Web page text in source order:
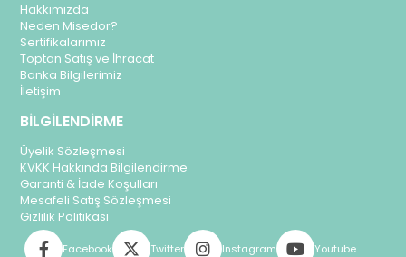
Hakkımızda
Neden Misedor?
Sertifikalarımız
Toptan Satış ve İhracat
Banka Bilgilerimiz
İletişim
BİLGİLENDİRME
Üyelik Sözleşmesi
KVKK Hakkında Bilgilendirme
Garanti & İade Koşulları
Mesafeli Satış Sözleşmesi
Gizlilik Politikası
Facebook Twitter Instagram Youtube